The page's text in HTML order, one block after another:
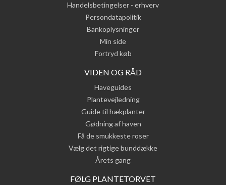
Handelsbetingelser - erhverv
Persondatapolitik
Bankoplysninger
Min side
Fortryd køb
VIDEN OG RÅD
Haveguides
Plantevejledning
Guide til hækplanter
Gødning af haven
Få de smukkeste roser
Vælg det rigtige bunddække
Årets gang
FØLG PLANTETORVET